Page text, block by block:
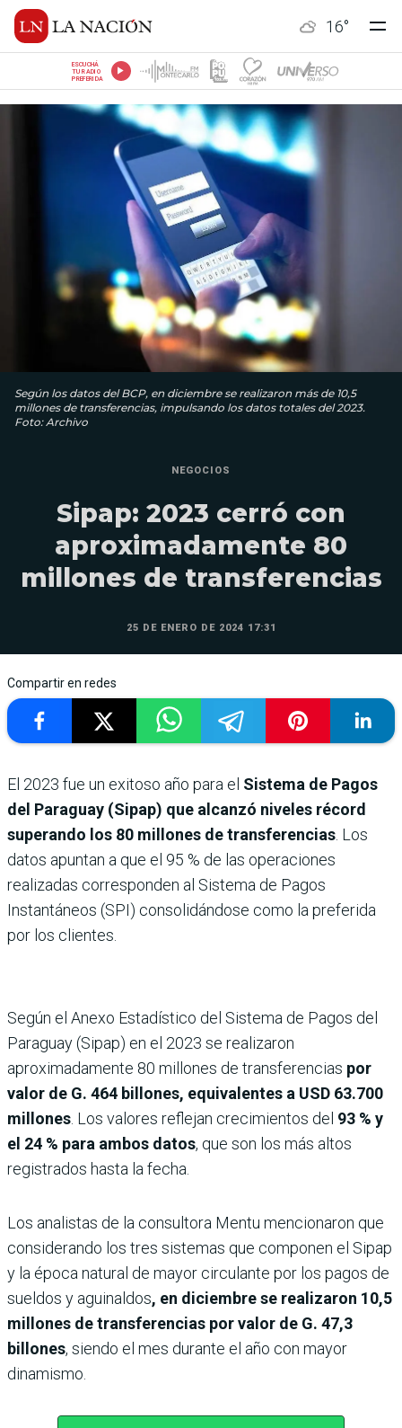
16°
ESCUCHÁ
TU RADIO
PREFERIDA
Según los datos del BCP, en diciembre se realizaron más de 10,5
millones de transferencias, impulsando los datos totales del 2023.
Foto: Archivo
NEGOCIOS
Sipap: 2023 cerró con
aproximadamente 80
millones de transferencias
25 DE ENERO DE 2024 17:31
Compartir en redes
El 2023 fue un exitoso año para el Sistema de Pagos
del Paraguay (Sipap) que alcanzó niveles récord
superando los 80 millones de transferencias . Los
datos apuntan a que el 95 % de las operaciones
realizadas corresponden al Sistema de Pagos
Instantáneos (SPI) consolidándose como la preferida
por los clientes.
Según el Anexo Estadístico del Sistema de Pagos del
Paraguay (Sipap) en el 2023 se realizaron
aproximadamente 80 millones de transferencias por
valor de G. 464 billones, equivalentes a USD 63.700
millones . Los valores reflejan crecimientos del 93 % y
el 24 % para ambos datos, que son los más altos
registrados hasta la fecha.
Los analistas de la consultora Mentu mencionaron que
considerando los tres sistemas que componen el Sipap
y la época natural de mayor circulante por los pagos de
sueldos y aguinaldos, en diciembre se realizaron 10,5
millones de transferencias por valor de G. 47,3
billones, siendo el mes durante el año con mayor
dinamismo.